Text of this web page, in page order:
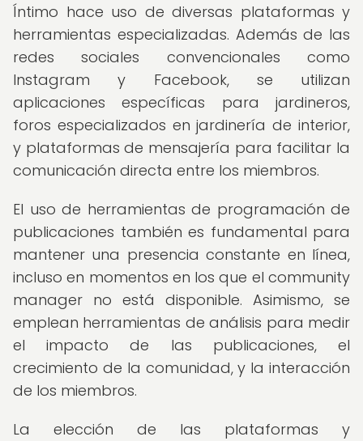
Íntimo hace uso de diversas plataformas y
herramientas especializadas. Además de las
redes sociales convencionales como
Instagram y Facebook, se utilizan
aplicaciones específicas para jardineros,
foros especializados en jardinería de interior,
y plataformas de mensajería para facilitar la
comunicación directa entre los miembros.
El uso de herramientas de programación de
publicaciones también es fundamental para
mantener una presencia constante en línea,
incluso en momentos en los que el community
manager no está disponible. Asimismo, se
emplean herramientas de análisis para medir
el impacto de las publicaciones, el
crecimiento de la comunidad, y la interacción
de los miembros.
La elección de las plataformas y